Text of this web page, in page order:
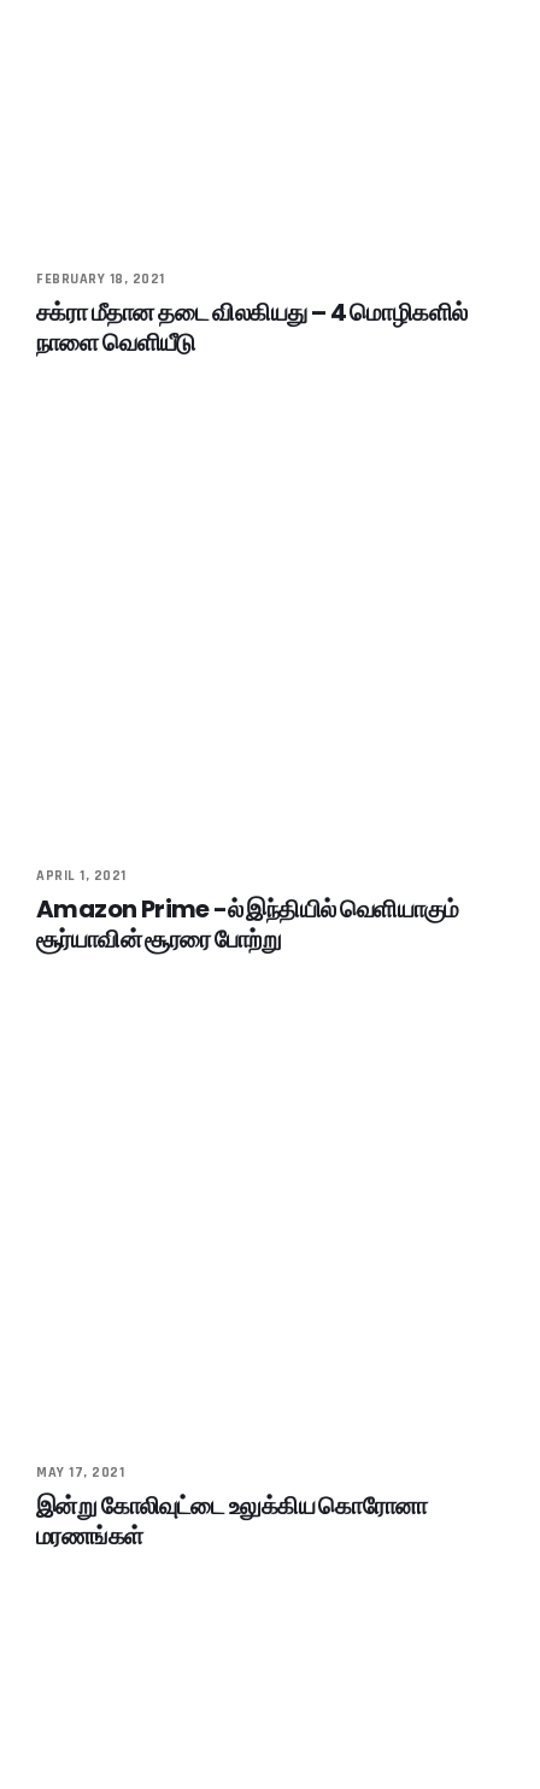
FEBRUARY 18, 2021
சக்ரா மீதான தடை விலகியது – 4 மொழிகளில்
நாளை வெளியீடு
APRIL 1, 2021
Amazon Prime -ல் இந்தியில் வெளியாகும்
சூர்யாவின் சூரரை போற்று
MAY 17, 2021
இன்று கோலிவுட்டை உலுக்கிய கொரோனா
மரணங்கள்